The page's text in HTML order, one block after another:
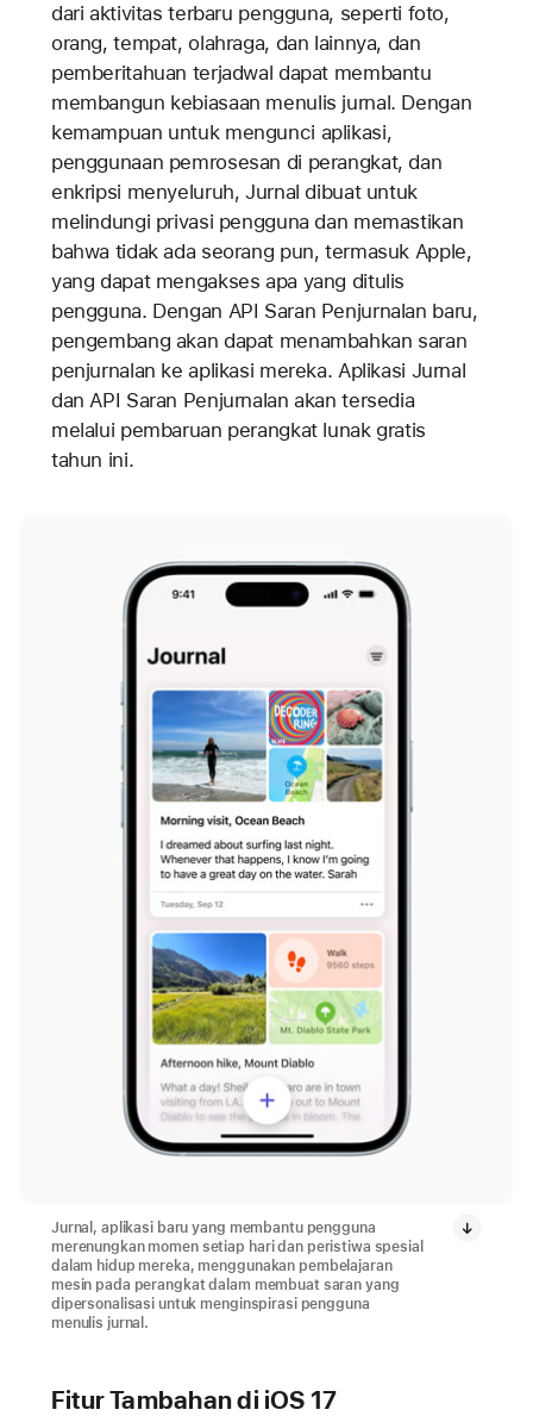
dari aktivitas terbaru pengguna, seperti foto,
orang, tempat, olahraga, dan lainnya, dan
pemberitahuan terjadwal dapat membantu
membangun kebiasaan menulis jurnal. Dengan
kemampuan untuk mengunci aplikasi,
penggunaan pemrosesan di perangkat, dan
enkripsi menyeluruh, Jurnal dibuat untuk
melindungi privasi pengguna dan memastikan
bahwa tidak ada seorang pun, termasuk Apple,
yang dapat mengakses apa yang ditulis
pengguna. Dengan API Saran Penjurnalan baru,
pengembang akan dapat menambahkan saran
penjurnalan ke aplikasi mereka. Aplikasi Jurnal
dan API Saran Penjurnalan akan tersedia
melalui pembaruan perangkat lunak gratis
tahun ini.
Jurnal, aplikasi baru yang membantu pengguna
merenungkan momen setiap hari dan peristiwa spesial
dalam hidup mereka, menggunakan pembelajaran
mesin pada perangkat dalam membuat saran yang
dipersonalisasi untuk menginspirasi pengguna
menulis jurnal.
Fitur Tambahan di iOS 17